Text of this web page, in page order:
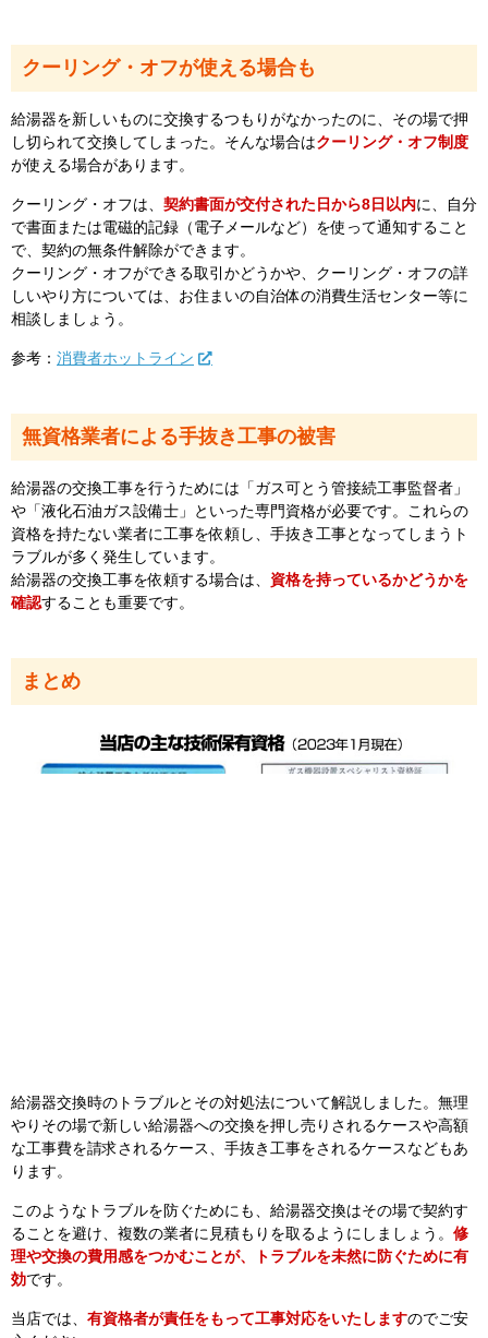
クーリング・オフが使える場合も
給湯器を新しいものに交換するつもりがなかったのに、その場で押
し切られて交換してしまった。そんな場合はクーリング・オフ制度
が使える場合があります。
クーリング・オフは、 契約書面が交付された日から8日以内に、自分
で書面または電磁的記録（電子メールなど）を使って通知すること
で、契約の無条件解除ができます。
クーリング・オフができる取引かどうかや、クーリング・オフの詳
しいやり方については、お住まいの自治体の消費生活センター等に
相談しましょう。
参考： 消費者ホットライン
無資格業者による手抜き工事の被害
給湯器の交換工事を行うためには「ガス可とう管接続工事監督者」
や「液化石油ガス設備士」といった専門資格が必要です。これらの
資格を持たない業者に工事を依頼し、手抜き工事となってしまうト
ラブルが多く発生しています。
給湯器の交換工事を依頼する場合は、 資格を持っているかどうかを
確認することも重要です。
まとめ
給湯器交換時のトラブルとその対処法について解説しました。無理
やりその場で新しい給湯器への交換を押し売りされるケースや高額
な工事費を請求されるケース、手抜き工事をされるケースなどもあ
ります。
このようなトラブルを防ぐためにも、給湯器交換はその場で契約す
ることを避け、複数の業者に見積もりを取るようにしましょう。 修
理や交換の費用感をつかむことが、トラブルを未然に防ぐために有
効です。
当店では、 有資格者が責任をもって工事対応をいたしますのでご安